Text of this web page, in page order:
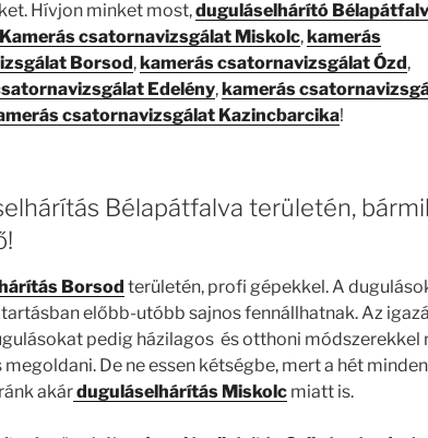
Hívjon minket most,duguláselhárító
Kamerás csatornavizsgálat Miskolc,kamerás
Borsod,kamerás csatornavizsgálat Ózd,
Edelény,kamerás
csatornavizsgálat Kazincbarcika!
Bélapátfalva területén,
Borsod területén, profi gépekkel. A
előbb-utóbb sajnos fennállhatnak. Az
pedig házilagos és otthoni módszerekkel
megoldani. De ne essen kétségbe, mert a hét
akárduguláselhárítás Miskolc miatt is.